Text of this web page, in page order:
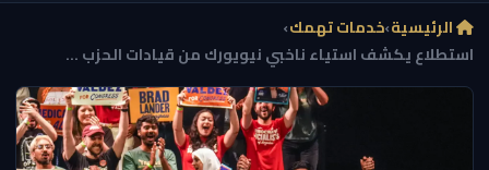
الرئيسية›خدمات تهمك›
استطلاع يكشف استياء ناخبي نيويورك من قيادات الحزب ...